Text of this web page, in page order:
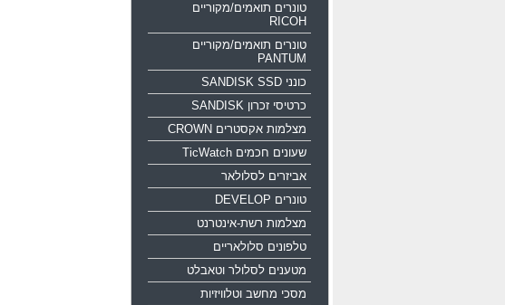
טונרים תואמים/מקוריים
RICOH
טונרים תואמים/מקוריים
PANTUM
כונני SANDISK SSD
כרטיסי זכרון SANDISK
מצלמות אקסטרים CROWN
שעונים חכמים TicWatch
אביזרים לסלולאר
טונרים DEVELOP
מצלמות רשת-אינטרנט
טלפונים סלולאריים
מטענים לסלולר וטאבלט
מסכי מחשב וטלוויזיות